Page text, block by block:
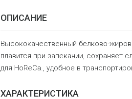
ОПИСАНИЕ
Высококачественный белково-
плавится при запекании, сохраняет
для HoReCa., удобное в
ХАРАКТЕРИСТИКА